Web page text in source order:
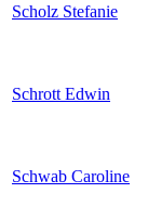
Scholz Stefanie
Schrott Edwin
Schwab Caroline